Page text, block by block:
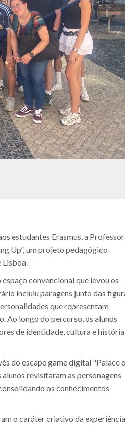
estudantes Erasmus, a
Up”, um projeto pedagógico
Lisboa.
convencional que levou os
incluiu paragens junto das
que representam
Ao longo do percurso, os alunos
de identidade, cultura e
do escape game digital "Palace
revisitaram as personagens
os conhecimentos
o caráter criativo da